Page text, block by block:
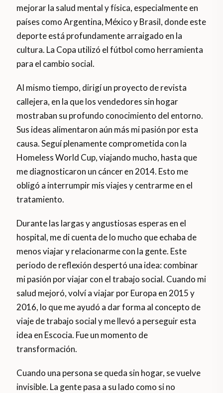
mejorar la salud mental y física, especialmente en
países como Argentina, México y Brasil, donde este
deporte está profundamente arraigado en la
cultura. La Copa utilizó el fútbol como herramienta
para el cambio social.
Al mismo tiempo, dirigí un proyecto de revista
callejera, en la que los vendedores sin hogar
mostraban su profundo conocimiento del entorno.
Sus ideas alimentaron aún más mi pasión por esta
causa. Seguí plenamente comprometida con la
Homeless World Cup, viajando mucho, hasta que
me diagnosticaron un cáncer en 2014. Esto me
obligó a interrumpir mis viajes y centrarme en el
tratamiento.
Durante las largas y angustiosas esperas en el
hospital, me di cuenta de lo mucho que echaba de
menos viajar y relacionarme con la gente. Este
periodo de reflexión despertó una idea: combinar
mi pasión por viajar con el trabajo social. Cuando mi
salud mejoró, volví a viajar por Europa en 2015 y
2016, lo que me ayudó a dar forma al concepto de
viaje de trabajo social y me llevó a perseguir esta
idea en Escocia. Fue un momento de
transformación.
Cuando una persona se queda sin hogar, se vuelve
invisible. La gente pasa a su lado como si no